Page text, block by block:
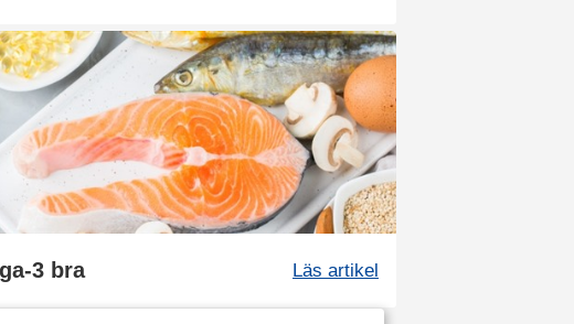
3 bra Läs artikel